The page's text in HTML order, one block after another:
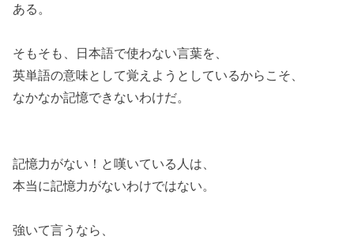
ある。
そもそも、日本語で使わない言葉を、
英単語の意味として覚えようとしているからこそ、
なかなか記憶できないわけだ。
記憶力がない！と嘆いている人は、
本当に記憶力がないわけではない。
強いて言うなら、